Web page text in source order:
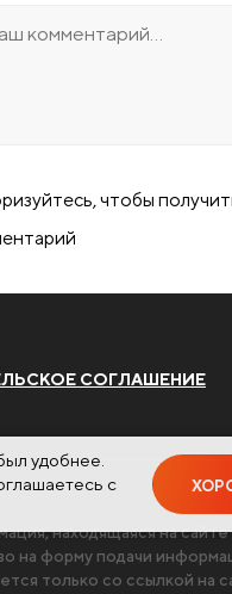
чтобы
СОГЛАШЕНИЕ
находящаяся на сайте
на форму подачи
только со ссылкой на
удобнее.
с